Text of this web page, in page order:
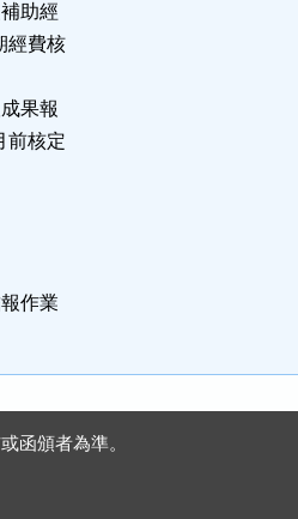
助經
費核
果報
核定
作業
函頒者為準。